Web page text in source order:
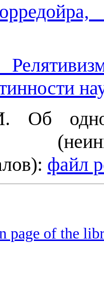
Об
файл
page of the